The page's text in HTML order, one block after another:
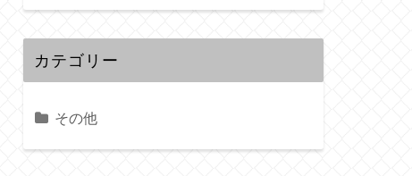
カテゴリー
その他